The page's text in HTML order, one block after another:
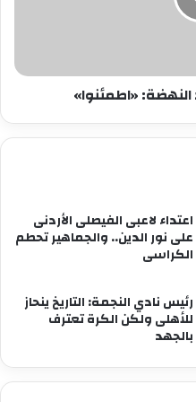
«اطمئنوا»
اعتداء لاعبى الفيصلى الأردنى
على نور الدين.. والجماهير تحطم
الكراسى
رئيس نادي النجمة: التاريخ ينحاز
للأهلى ولكن الكرة تعترف
بالجهد